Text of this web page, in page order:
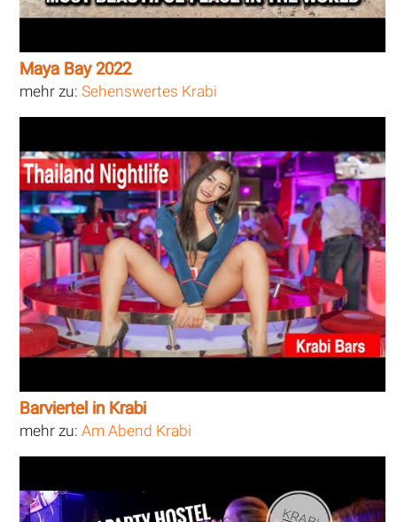
Maya Bay 2022
mehr zu:Sehenswertes Krabi
Barviertel in Krabi
mehr zu:Am Abend Krabi